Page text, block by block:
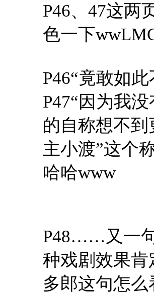
P46、47这两
色一下
P46“竟敢如
P47“因为我
的自称想不
主小渡”这个
哈哈www
P48……又一
种戏剧效果
多郎这句怎么